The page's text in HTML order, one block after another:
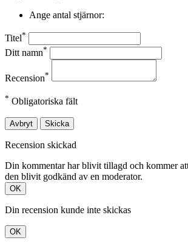
Ange antal stjärnor:
Titel*
Ditt namn*
Recension*
* Obligatoriska fält
Avbryt Skicka
Recension skickad
Din kommentar har blivit tillagd och kommer
den blivit godkänd av en moderator.
OK
Din recension kunde inte skickas
OK